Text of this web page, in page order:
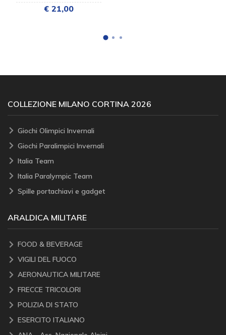
€ 21,00
COLLEZIONE MILANO CORTINA 2026
Giochi Olimpici Invernali
Giochi Paralimpici Invernali
Italia Team
Italia Paralympic Team
Spille portachiavi e gadget
ARALDICA MILITARE
FOOD & BEVERAGE
VIGILI DEL FUOCO
AERONAUTICA MILITARE
FRECCE TRICOLORI
POLIZIA DI STATO
ESERCITO ITALIANO